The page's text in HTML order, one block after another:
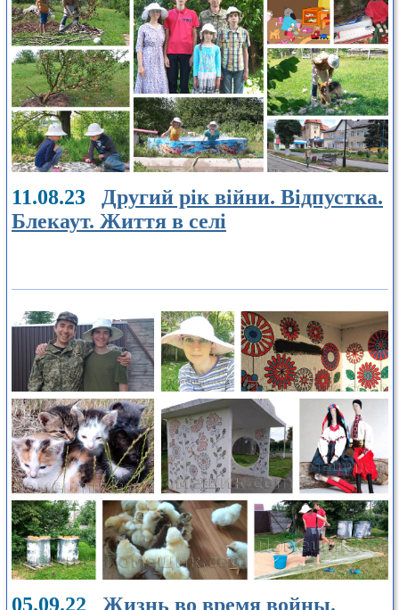
11.08.23 Другий рік війни. Відпустка.
Блекаут. Життя в селі
05.09.22 Жизнь во время войны.